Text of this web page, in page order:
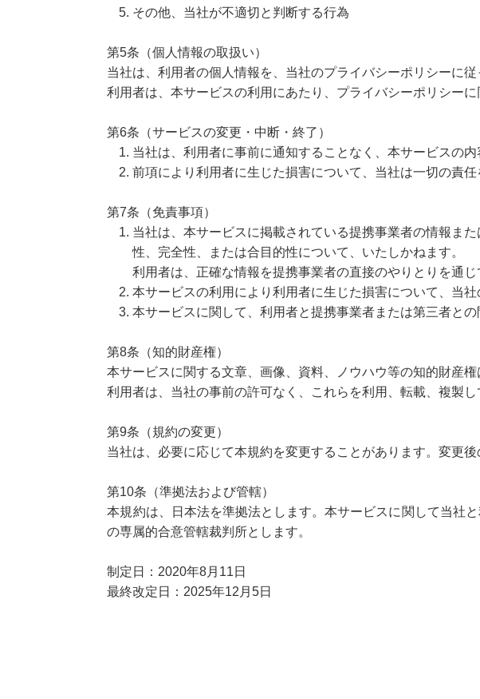
その他、当社が不適切と判断する行為
第5条（個人情報の取扱い）
当社は、利用者の個人情報を、当社のプライバシーポリシーに従
利用者は、本サービスの利用にあたり、プライバシーポリシーに
第6条（サービスの変更・中断・終了）
当社は、利用者に事前に通知することなく、本サービスの
前項により利用者に生じた損害について、当社は一切の責任
第7条（免責事項）
当社は、本サービスに掲載されている提携事業者の情報ま
性、完全性、または合目的性について、いたしかねます。
利用者は、正確な情報を提携事業者の直接のやりとりを通じ
本サービスの利用により利用者に生じた損害について、当
本サービスに関して、利用者と提携事業者または第三者と
第8条（知的財産権）
本サービスに関する文章、画像、資料、ノウハウ等の知的財産
利用者は、当社の事前の許可なく、これらを利用、転載、複製し
第9条（規約の変更）
当社は、必要に応じて本規約を変更することがあります。変更
第10条（準拠法および管轄）
本規約は、日本法を準拠法とします。本サービスに関して当社
の専属的合意管轄裁判所とします。
制定日：2020年8月11日
最終改定日：2025年12月5日